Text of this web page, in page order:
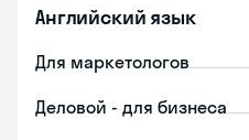
Английский язык
Для маркетологов
Деловой - для бизнеса